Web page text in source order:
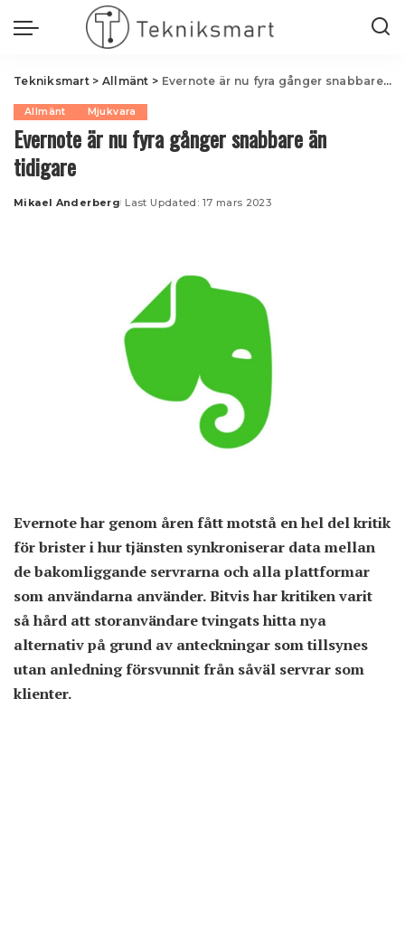
Tekniksmart> Allmänt > Evernote är nu fyra gånger snabbare än tidigare
Allmänt Mjukvara
Evernote är nu fyra gånger snabbare än
tidigare
Posted
Mikael Anderberg Last Updated: 17 mars 2023
Evernote har genom åren fått motstå en hel del kritik
för brister i hur tjänsten synkroniserar data mellan
de bakomliggande servrarna och alla plattformar
som användarna använder. Bitvis har kritiken varit
så hård att storanvändare tvingats hitta nya
alternativ på grund av anteckningar som tillsynes
utan anledning försvunnit från såväl servrar som
klienter.